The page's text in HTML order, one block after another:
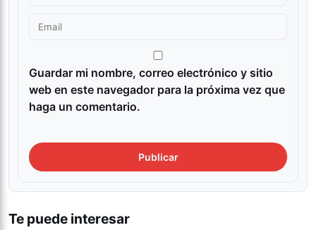
Guardar mi nombre, correo electrónico y sitio
web en este navegador para la próxima vez que
haga un comentario.
Te puede interesar